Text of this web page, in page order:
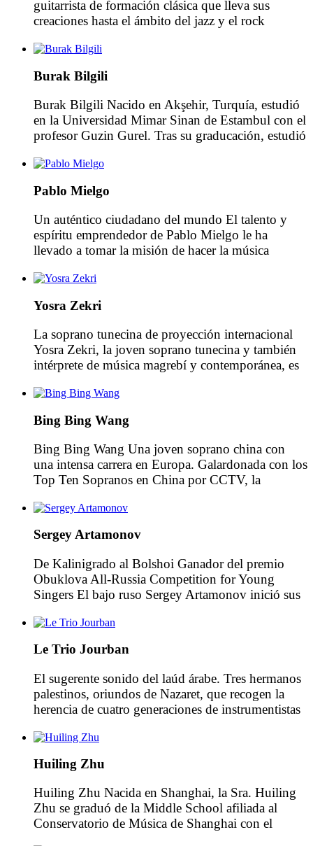
guitarrista de formación clásica que lleva sus
creaciones hasta el ámbito del jazz y el rock
Yugoslava de Macedonia, Jovan Milosevski cursó
Bitola y en el Conservatorio de Palma de Mallorca.
Milosevski ha interpretado […]
Burak Bilgili
Burak Bilgili Nacido en Akşehir, Turquía, estudió
en la Universidad Mimar Sinan de Estambul con el
profesor Guzin Gurel. Tras su graducación, estudió
Filadelfia. Tuvo la oportunidad de estudiar con
célebres de la ópera tales como Renata Scotto,
Montserrat […]
Pablo Mielgo
Un auténtico ciudadano del mundo El talento y
espíritu emprendedor de Pablo Mielgo le ha
llevado a tomar la misión de hacer la música
amistades que ha forjado por todo el mundo, entre
ahora enriquecer los programas […]
Yosra Zekri
La soprano tunecina de proyección internacional
Yosra Zekri, la joven soprano tunecina y también
intérprete de música magrebí y contemporánea, es
prometedora carrera en el ámbito internacional.
música magrebí y contemporánea. Obtuvo el
Primer Premio del Concurso Nacional de Túnez a
[…]
Bing Bing Wang
Bing Bing Wang Una joven soprano china con
una intensa carrera en Europa. Galardonada con los
Top Ten Sopranos en China por CCTV, la
aparecen en los conciertos televisados por todo el
en 2012, en el Conservatorio de Música Giuseppe
Verdi […]
Sergey Artamonov
De Kalinigrado al Bolshoi Ganador del premio
Obuklova All-Russia Competition for Young
Singers El bajo ruso Sergey Artamonov inició sus
Kaliningrado, y se graduó por el Conservatorio
Estatal de Moscú con el profesor Kudyavtsev. En
2003 Artamonov se convirtió en el solista del
Noraya Opera Theatre de Moscú y […]
Le Trio Jourban
El sugerente sonido del laúd árabe. Tres hermanos
palestinos, oriundos de Nazaret, que recogen la
herencia de cuatro generaciones de instrumentistas
Samir, Wissam y Adnan Jourban, el trío se
constituyó formalmente en 2004 en torno al
hermano mayor, Samir, que había desarrollado su
carrera en solitario desde […]
Huiling Zhu
Huiling Zhu Nacida en Shanghai, la Sra. Huiling
Zhu se graduó de la Middle School afiliada al
Conservatorio de Música de Shanghai con el